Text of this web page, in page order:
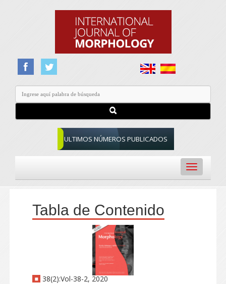
ULTIMOS NÚMEROS PUBLICADOS
Toggle
navigation
Tabla de Contenido
38(2):Vol-38-2, 2020